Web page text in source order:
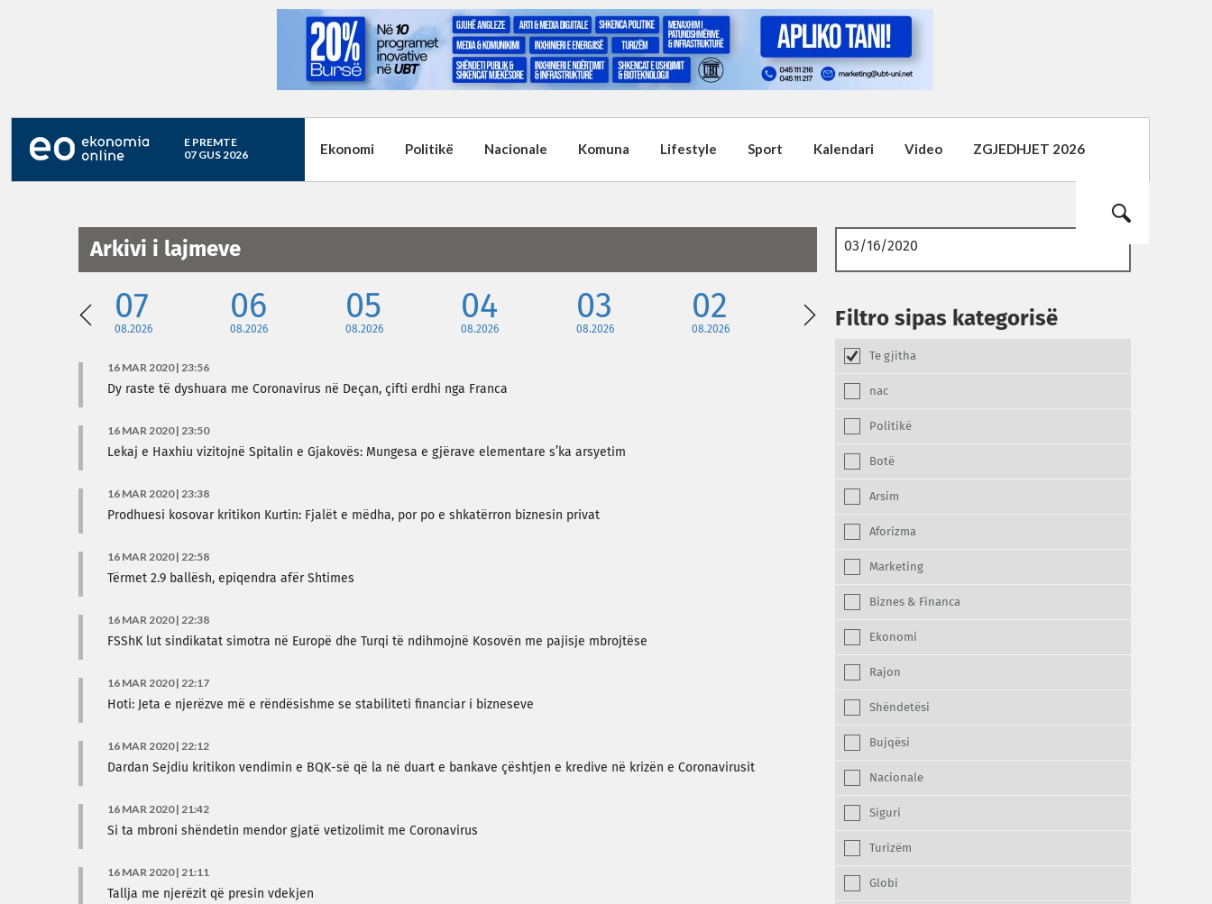
E PREMTE
07 GUS 2026
Ekonomi Politikë Nacionale Komuna Lifestyle Sport Kalendari Video ZGJEDHJET 2026
Arkivi i lajmeve
07
08.2026
06
08.2026
05
08.2026
04
08.2026
03
08.2026
02
08.2026
01
16 MAR 2020 | 23:56
Dy raste të dyshuara me Coronavirus në Deçan, çifti erdhi nga Franca
16 MAR 2020 | 23:50
Lekaj e Haxhiu vizitojnë Spitalin e Gjakovës: Mungesa e gjërave elementare s’ka arsyetim
16 MAR 2020 | 23:38
Prodhuesi kosovar kritikon Kurtin: Fjalët e mëdha, por po e shkatërron biznesin privat
16 MAR 2020 | 22:58
Tërmet 2.9 ballësh, epiqendra afër Shtimes
16 MAR 2020 | 22:38
FSShK lut sindikatat simotra në Europë dhe Turqi të ndihmojnë Kosovën me pajisje mbrojtëse
16 MAR 2020 | 22:17
Hoti: Jeta e njerëzve më e rëndësishme se stabiliteti financiar i bizneseve
16 MAR 2020 | 22:12
Dardan Sejdiu kritikon vendimin e BQK-së që la në duart e bankave çështjen e kredive në krizën e Coronavirusit
16 MAR 2020 | 21:42
Si ta mbroni shëndetin mendor gjatë vetizolimit me Coronavirus
16 MAR 2020 | 21:11
Tallja me njerëzit që presin vdekjen
Filtro sipas kategorisë
Te gjitha
nac
Politikë
Botë
Arsim
Aforizma
Marketing
Biznes & Financa
Ekonomi
Rajon
Shëndetësi
Bujqësi
Nacionale
Siguri
Turizëm
Globi